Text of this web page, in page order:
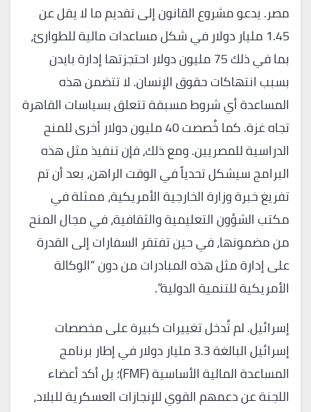
مصر. يدعو مشروع القانون إلى تقديم ما لا يقل عن
1.45 مليار دولار في شكل مساعدات مالية للطوارئ،
بما في ذلك 75 مليون دولار احتجزتها إدارة بايدن
بسبب انتهاكات حقوق الإنسان. لا تتضمن هذه
المساعدة أي شروط مسبقة تتعلق بسياسات القاهرة
تجاه غزة. كما خُصصت 40 مليون دولار أخرى للمنح
الدراسية للمصريين. ومع ذلك، فإن تنفيذ مثل هذه
البرامج سيشكل تحدياً في الوقت الراهن، بعد أن تم
تفريغ خبرة وزارة الخارجية الأمريكية، ممثلة في
مكتب الشؤون التعليمية والثقافية، في مجال المنح
من مضمونها، في حين تفتقر السفارات إلى القدرة
على إدارة مثل هذه المبادرات من دون “الوكالة
الأمريكية للتنمية الدولية”.
إسرائيل. لم تُدخل تغييرات كبيرة على مخصصات
إسرائيل البالغة 3.3 مليار دولار في إطار برنامج
المساعدة المالية الأساسية (FMF)؛ بل أكد أعضاء
اللجنة عن دعمهم القوي للإنجازات العسكرية للبلاد،